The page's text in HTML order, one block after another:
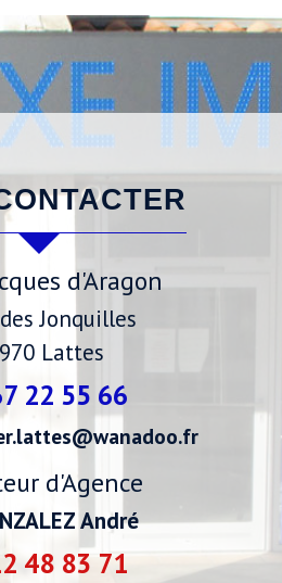
d'Aragon
Jonquilles
Lattes
22 55 66
d'Agence
André
48 83 71